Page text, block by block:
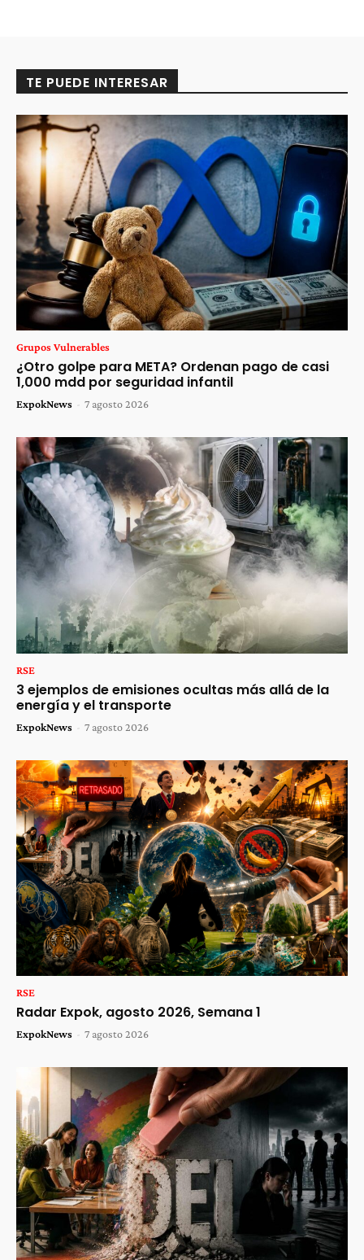
TE PUEDE INTERESAR
Grupos Vulnerables
¿Otro golpe para META? Ordenan pago de casi
1,000 mdd por seguridad infantil
ExpokNews - 7 agosto 2026
RSE
3 ejemplos de emisiones ocultas más allá de la
energía y el transporte
ExpokNews - 7 agosto 2026
RSE
Radar Expok, agosto 2026, Semana 1
ExpokNews - 7 agosto 2026